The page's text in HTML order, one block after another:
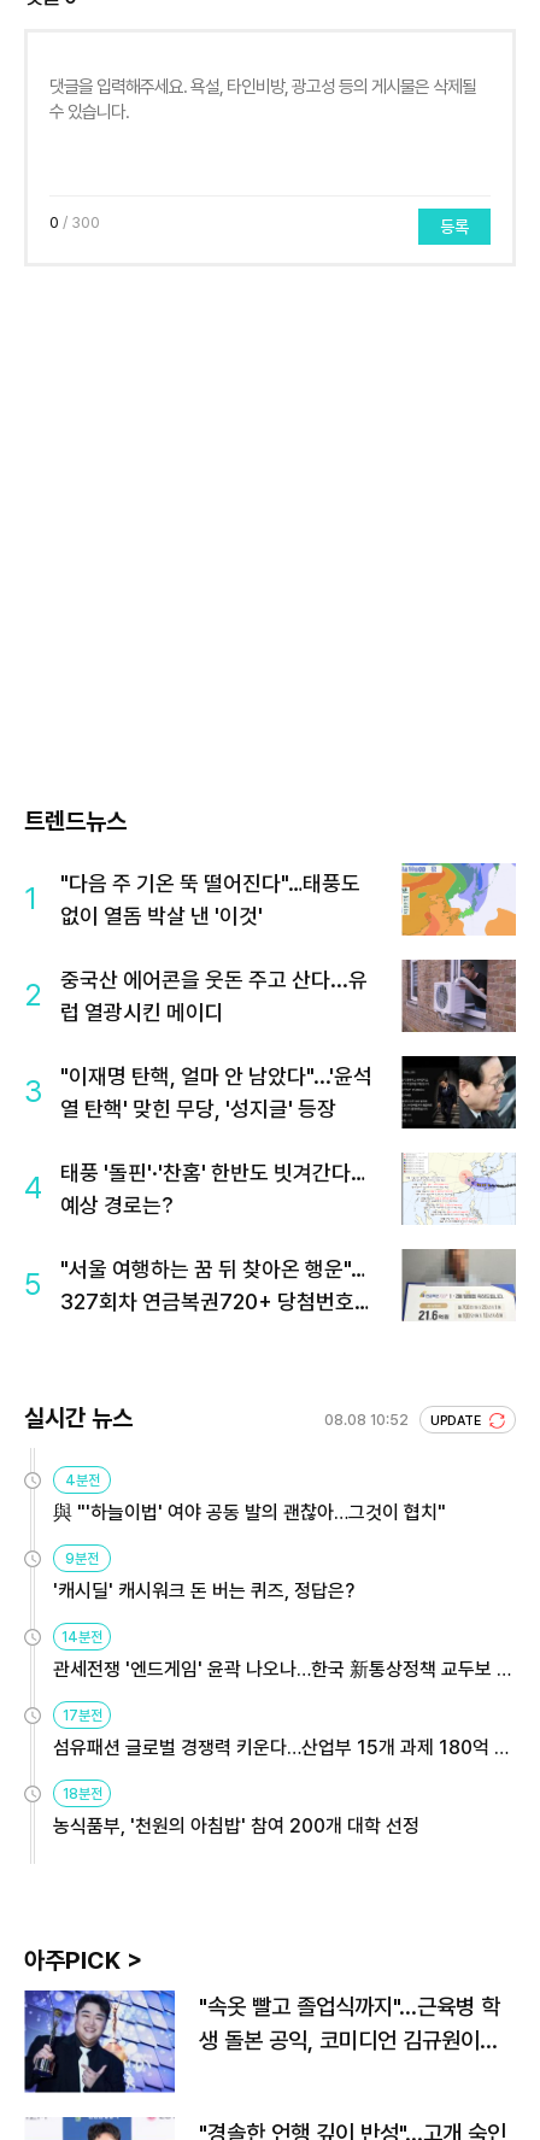
0 / 300 등록
트렌드뉴스
1
"다음 주 기온 뚝 떨어진다"…태풍도
없이 열돔 박살 낸 '이것'
2
중국산 에어콘을 웃돈 주고 산다...유
럽 열광시킨 메이디
3
"이재명 탄핵, 얼마 안 남았다"...'윤석
열 탄핵' 맞힌 무당, '성지글' 등장
4
태풍 '돌핀'·'찬홈' 한반도 빗겨간다…
예상 경로는?
5
"서울 여행하는 꿈 뒤 찾아온 행운"…
327회차 연금복권720+ 당첨번호조
실시간 뉴스 08.08 10:52 UPDATE
4분전
與 "'하늘이법' 여야 공동 발의 괜찮아…그것이 협치"
9분전
'캐시딜' 캐시워크 돈 버는 퀴즈, 정답은?
14분전
관세전쟁 '엔드게임' 윤곽 나오나…한국 新통상정책 교두보 활
17분전
섬유패션 글로벌 경쟁력 키운다…산업부 15개 과제 180억 지
18분전
농식품부, '천원의 아침밥' 참여 200개 대학 선정
아주PICK >
"속옷 빨고 졸업식까지"…근육병 학
생 돌본 공익, 코미디언 김규원이었
"경솔한 언행 깊이 반성"…고개 숙인